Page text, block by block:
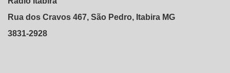
Rua dos Cravos 467, São Pedro, Itabira MG
3831-2928